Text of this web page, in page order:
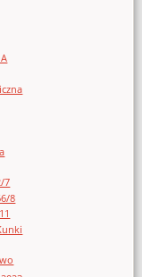
7
8